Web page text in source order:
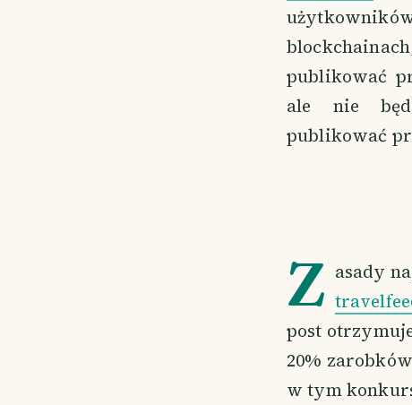
publikować
ale nie
publikować
Z asady
post
20%
w tym